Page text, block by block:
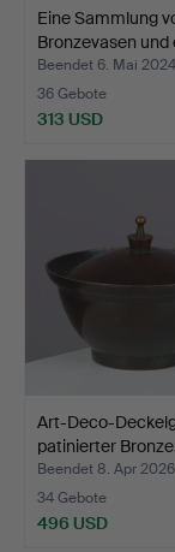
Eine Sammlung
Bronzevasen und
De…
Beendet 6. Mai 2024
36 Gebote
313 USD
Art-Deco-
patinierter
Beendet 8. Apr 2026
34 Gebote
496 USD